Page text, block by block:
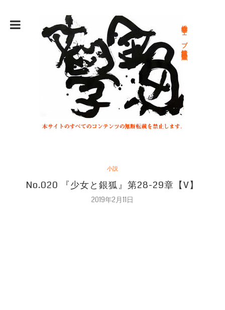
総合文学ウェブ情報誌 文学金魚
小説
No.020 『少女と銀狐』第28-29章【V】
2019年2月11日